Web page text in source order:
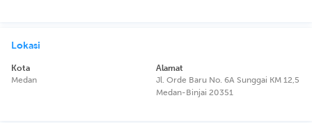
Lokasi
Kota
Medan
Alamat
Jl. Orde Baru No. 6A Sunggai KM 12,5
Medan-Binjai 20351